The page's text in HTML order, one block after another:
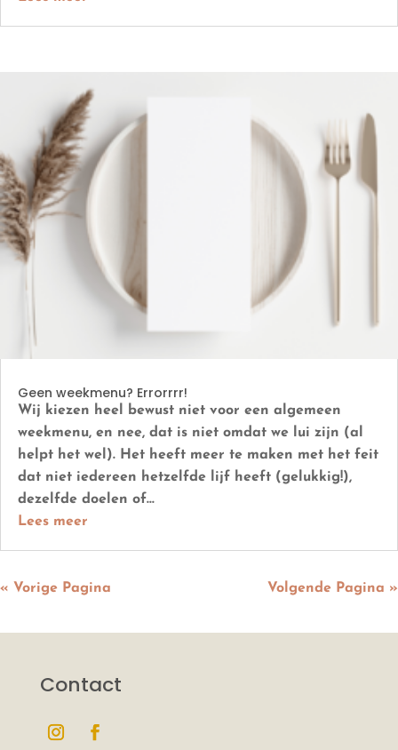
Geen weekmenu? Errorrrr!
Wij kiezen heel bewust niet voor een algemeen
weekmenu, en nee, dat is niet omdat we lui zijn (al
helpt het wel). Het heeft meer te maken met het feit
dat niet iedereen hetzelfde lijf heeft (gelukkig!),
dezelfde doelen of...
Lees meer
« Vorige Pagina Volgende Pagina »
Contact